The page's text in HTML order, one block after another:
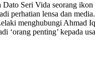
Dato Seri Vida seorang
perhatian lensa dan
menghubungi Ahmad
‘orang penting’ kepada